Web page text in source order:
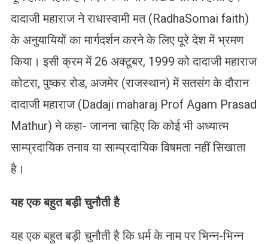
दादाजी महाराज ने राधास्वामी मत (RadhaSomai faith)
के अनुयायियों का मार्गदर्शन करने के लिए पूरे देश में भ्रमण
किया। इसी क्रम में 26 अक्टूबर, 1999 को दादाजी महाराज
कोटरा, पुष्कर रोड, अजमेर (राजस्थान) में सतसंग के दौरान
दादाजी महाराज (Dadaji maharaj Prof Agam Prasad
Mathur) ने कहा- जानना चाहिए कि कोई भी अध्यात्म
साम्प्रदायिक तनाव या साम्प्रदायिक विषमता नहीं सिखाता
है।
यह एक बहुत बड़ी चुनौती है
यह एक बहुत बड़ी चुनौती है कि धर्म के नाम पर भिन्न-भिन्न